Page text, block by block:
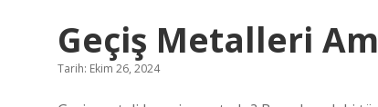
Geçiş Metalleri
Tarih: Ekim 26, 2024